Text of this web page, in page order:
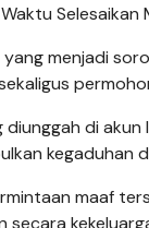
menjadi
diunggah di
kegaduhan
maaf
secara